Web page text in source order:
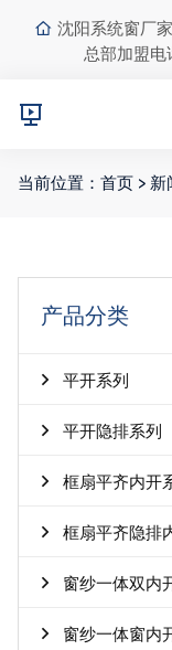
沈阳系统窗厂
总部加盟电
当前位置： 首页 > 新
产品分类
平开系列
平开隐排系列
框扇平齐内开
框扇平齐隐排
窗纱一体双内
窗纱一体窗内